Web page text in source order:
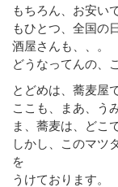
もちろん、お安い
もひとつ、全国の
酒屋さんも、、。
どうなってんの、
とどめは、蕎麦屋
ここも、まあ、う
ま、蕎麦は、どこ
しかし、このマツ
を
うけております。